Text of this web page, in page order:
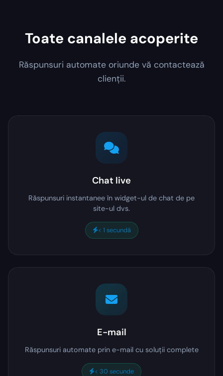
Toate canalele acoperite
Răspunsuri automate oriunde vă contactează
clienții.
Chat live
Răspunsuri instantanee în widget-ul de chat de pe
site-ul dvs.
< 1 secundă
E-mail
Răspunsuri automate prin e-mail cu soluții complete
< 30 secunde